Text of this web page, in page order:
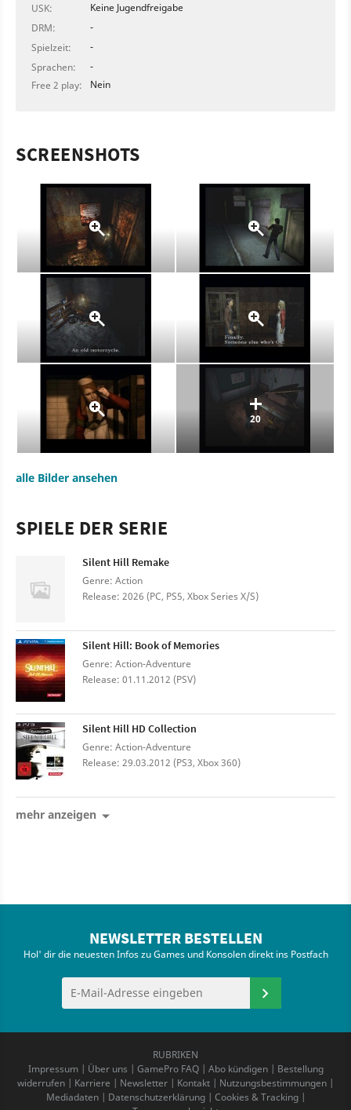
USK:
Keine Jugendfreigabe
DRM:
-
Spielzeit:
-
Sprachen:
-
Free 2 play:
Nein
SCREENSHOTS
20
alle Bilder ansehen
SPIELE DER SERIE
Silent Hill Remake
Genre: Action
Release: 2026 (PC, PS5, Xbox Series X/S)
Silent Hill: Book of Memories
Genre: Action-Adventure
Release: 01.11.2012 (PSV)
Silent Hill HD Collection
Genre: Action-Adventure
Release: 29.03.2012 (PS3, Xbox 360)
mehr anzeigen
NEWSLETTER BESTELLEN
Hol' dir die neuesten Infos zu Games und Konsolen direkt ins Postfach
RUBRIKEN
Impressum| Über uns | GamePro FAQ| Abo kündigen| Bestellung
widerrufen | Karriere | Newsletter | Kontakt | Nutzungsbestimmungen |
Mediadaten| Datenschutzerklärung| Cookies & Tracking|